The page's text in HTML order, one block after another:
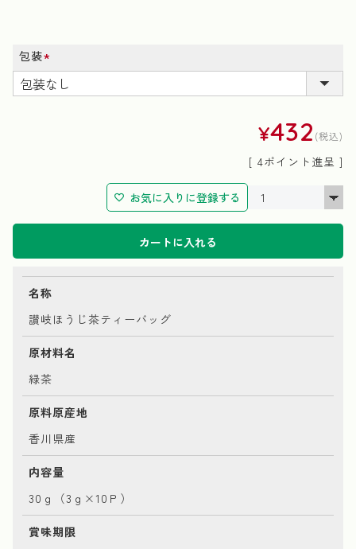
包装
(必
須)
¥432 税込
[ 4ポイント進呈 ]
お気に入りに登録する
カートに入れる
名称
讃岐ほうじ茶ティーバッグ
原材料名
緑茶
原料原産地
香川県産
内容量
30ｇ（3ｇ×10Ｐ）
賞味期限